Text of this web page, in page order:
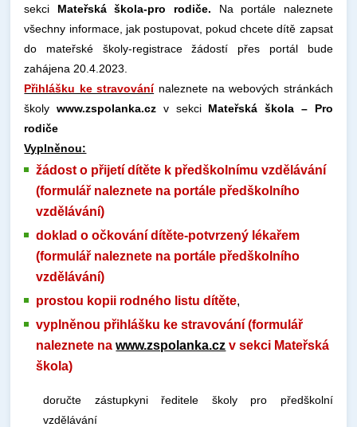
sekci Mateřská škola-pro rodiče. Na portále naleznete
všechny informace, jak postupovat, pokud chcete dítě zapsat
do mateřské školy-registrace žádostí přes portál bude
zahájena 20.4.2023.
Přihlášku ke stravování naleznete na webových stránkách
školywww.zspolanka.cz v sekciMateřská škola – Pro
rodiče
Vyplněnou:
žádost o přijetí dítěte k předškolnímu vzdělávání
(formulář naleznete na portále předškolního
vzdělávání)
doklad o očkování dítěte-potvrzený lékařem
(formulář naleznete na portále předškolního
vzdělávání)
prostou kopii rodného listu dítěte,
vyplněnou přihlášku ke stravování (formulář
naleznete nawww.zspolanka.cz v sekci Mateřská
škola)
doručte zástupkyni ředitele školy pro předškolní
vzdělávání